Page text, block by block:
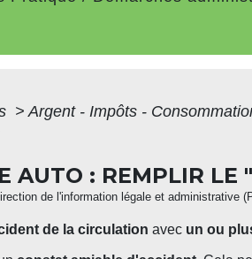
> Argent - Impôts -
AUTO : REMPLIR
de l'information légale et administrative
de la circulation avec un ou